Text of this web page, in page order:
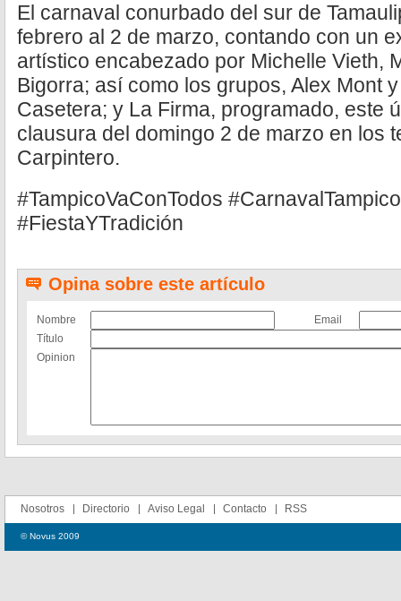
El carnaval conurbado del sur de
febrero al 2 de marzo, contando con un
artístico encabezado por Michelle Vieth,
Bigorra; así como los grupos, Alex Mont
Casetera; y La Firma, programado, este
clausura del domingo 2 de marzo en los
Carpintero.
#TampicoVaConTodos
#FiestaYTradición
Opina sobre este artículo
Nombre
Email
Título
Opinion
Nosotros Directorio Aviso Legal Contacto RSS
© Novus 2009